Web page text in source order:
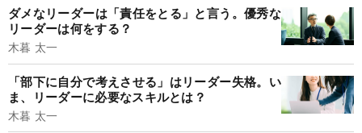
ダメなリーダーは「責任をとる」と言う。優秀な
リーダーは何をする？
木暮 太一
「部下に自分で考えさせる」はリーダー失格。い
ま、リーダーに必要なスキルとは？
木暮 太一